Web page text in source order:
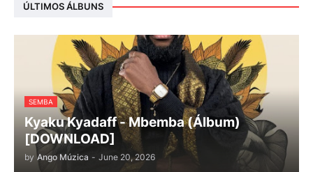
ÚLTIMOS ÁLBUNS
SEMBA
Kyaku Kyadaff - Mbemba (Álbum)
[DOWNLOAD]
by Ango Múzica - June 20, 2026